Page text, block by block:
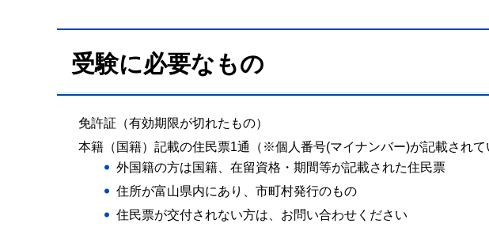
受験に必要なもの
免許証（有効期限が切れたもの）
本籍（国籍）記載の住民票1通（※個人番号(マイナンバー)が記載されて
外国籍の方は国籍、在留資格・期間等が記載された住民票
住所が富山県内にあり、市町村発行のもの
住民票が交付されない方は、お問い合わせください